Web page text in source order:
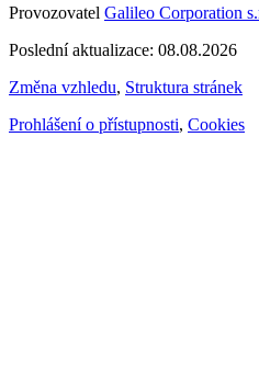
Provozovatel Galileo Corporation
Poslední aktualizace: 08.08.2026
Změna vzhledu, Struktura stránek
Prohlášení o přístupnosti, Cookies